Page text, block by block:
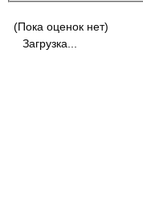
(Пока оценок нет)
Загрузка...